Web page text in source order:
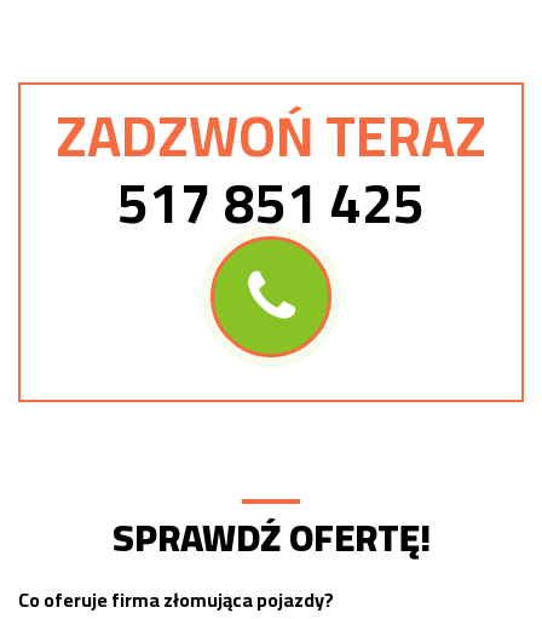
ZADZWOŃ TERAZ
517 851 425
SPRAWDŹ OFERTĘ!
Co oferuje firma złomująca pojazdy?